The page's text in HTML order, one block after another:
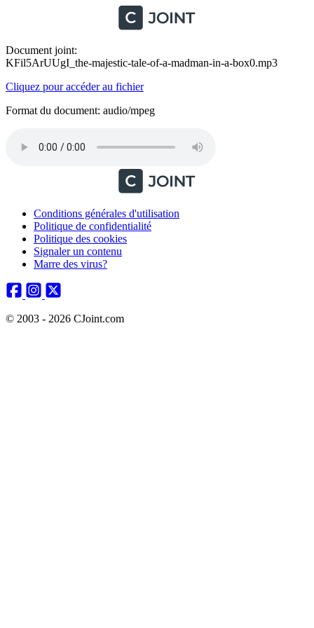
Document joint:
KFil5ArUUgI_the-majestic-tale-of-a-madman-in-a-box0.mp3
Cliquez pour accéder au fichier
Format du document: audio/mpeg
Conditions générales d'utilisation
Politique de confidentialité
Politique des cookies
Signaler un contenu
Marre des virus?
© 2003 - 2026 CJoint.com